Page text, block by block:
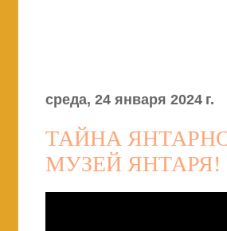
среда, 24 января 2024 г.
ТАЙНА
МУЗЕЙ ЯНТАРЯ!